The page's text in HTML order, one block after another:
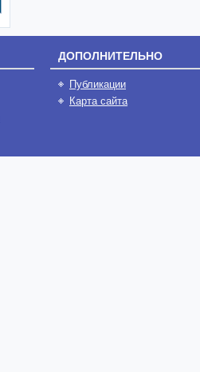
ДОПОЛНИТЕЛЬНО
Публикации
Карта сайта